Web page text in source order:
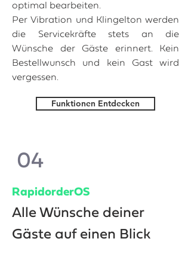
optimal bearbeiten.
Per Vibration und Klingelton werden
die Servicekräfte stets an die
Wünsche der Gäste erinnert. Kein
Bestellwunsch und kein Gast wird
vergessen.
Funktionen Entdecken
04
RapidorderOS
Alle Wünsche deiner
Gäste auf einen Blick